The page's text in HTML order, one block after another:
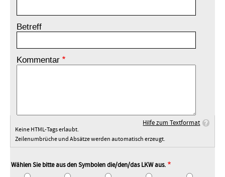
Betreff
Kommentar
Hilfe zum Textformat
Keine HTML-Tags erlaubt.
Zeilenumbrüche und Absätze werden automatisch erzeugt.
Wählen Sie bitte aus den Symbolen die/den/das LKW aus.